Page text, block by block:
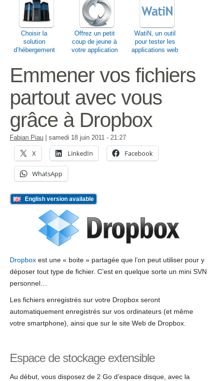
Choisir la
solution
d’hébergement
correspond à vos
besoins
Offrez un petit
coup de jeune à
votre application
WatiN, un outil
pour tester les
applications web
Emmener vos fichiers
partout avec vous
grâce à Dropbox
Fabian Piau samedi 18 juin 2011 - 21:27
X LinkedIn Facebook
WhatsApp
English version available
Dropbox est une « boite » partagée que l’on peut utiliser pour y
déposer tout type de fichier. C’est en quelque sorte un mini SVN
personnel…
Les fichiers enregistrés sur votre Dropbox seront
automatiquement enregistrés sur vos ordinateurs (et même
votre smartphone), ainsi que sur le site Web de Dropbox.
Espace de stockage extensible
Au début, vous disposez de 2 Go d’espace disque, avec la